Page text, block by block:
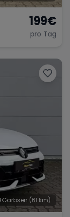
199€
pro Tag
Garbsen (61 km)